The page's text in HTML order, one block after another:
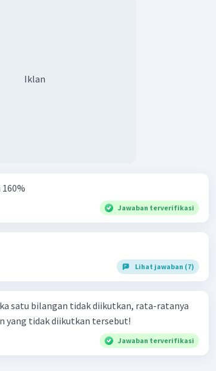
Iklan
Jawaban terverifikasi
Lihat jawaban (7)
satu bilangan tidak diikutkan, rata-ratanya
yang tidak diikutkan tersebut!
Jawaban terverifikasi